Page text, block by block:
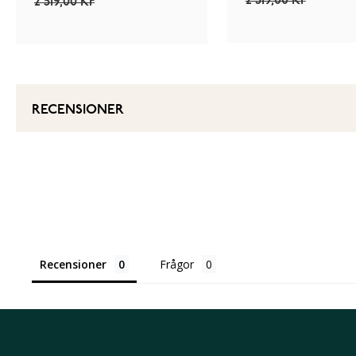
RECENSIONER
Recensioner Frågor